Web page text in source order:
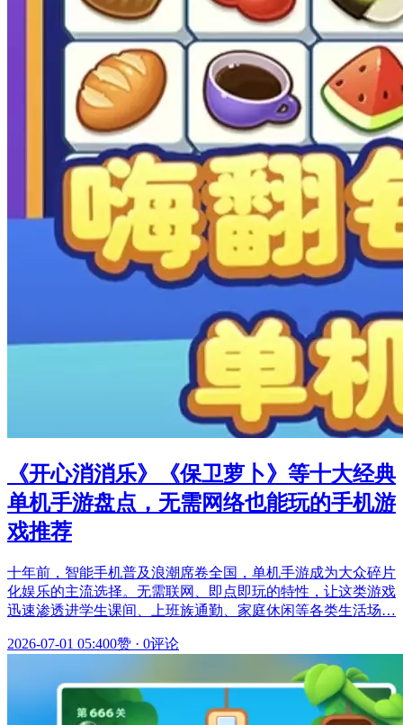
《开心消消乐》《保卫萝卜》等十大经典
单机手游盘点，无需网络也能玩的手机游
戏推荐
十年前，智能手机普及浪潮席卷全国，单机手游成为大众碎片
化娱乐的主流选择。无需联网、即点即玩的特性，让这类游戏
迅速渗透进学生课间、上班族通勤、家庭休闲等各类生活场…
2026-07-01 05:400赞 · 0评论